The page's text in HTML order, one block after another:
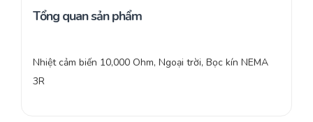
Tổng quan sản phẩm
Nhiệt cảm biến 10,000 Ohm, Ngoại trời, Bọc kín NEMA
3R